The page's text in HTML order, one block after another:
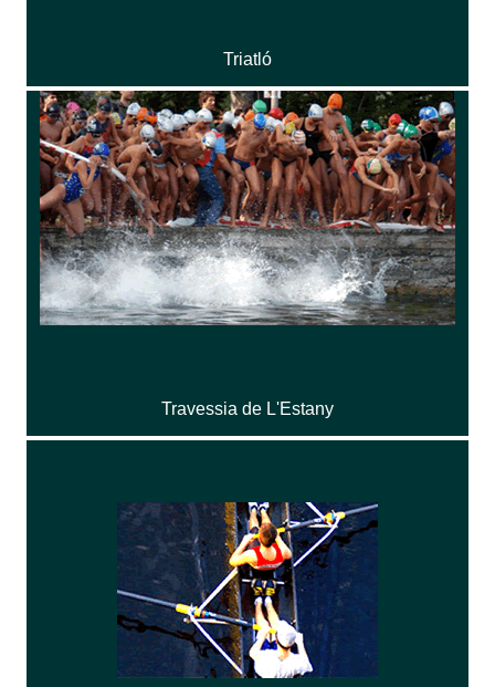
Triatló
Travessia de L'Estany